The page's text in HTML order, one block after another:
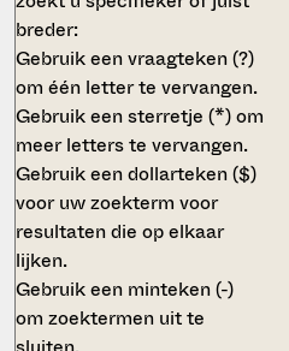
breder:
Gebruik eenvraagteken (?)
om één letter te vervangen.
Gebruik eensterretje (*)om
meer letters te vervangen.
Gebruik eendollarteken ($)
voor uw zoekterm voor
resultaten die op elkaar
lijken.
Gebruik een minteken (-)
om zoektermen uit te